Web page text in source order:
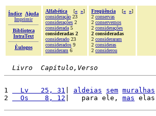
Índice
Ajuda
Imprimir
Biblioteca
IntraText
Èulogos
Alfabética [« »]
consideração 23
considerações 2
considerada 5
consideradas 2
considerado 23
considerados 9
consideram 6
Freqüência [« »]
2 conservas
2 conservemos
2 considerações
2 consideradas
2 consideraram
2 consideras
2 considerou
Livro  Capítulo,Verso
1
  Lv   25, 31
aldeias sem muralhas
2
  Os    8, 12
|   para ele, mas elas